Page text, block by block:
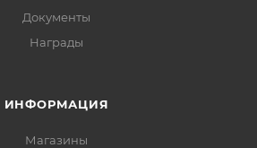
Документы
Награды
ИНФОРМАЦИЯ
Магазины